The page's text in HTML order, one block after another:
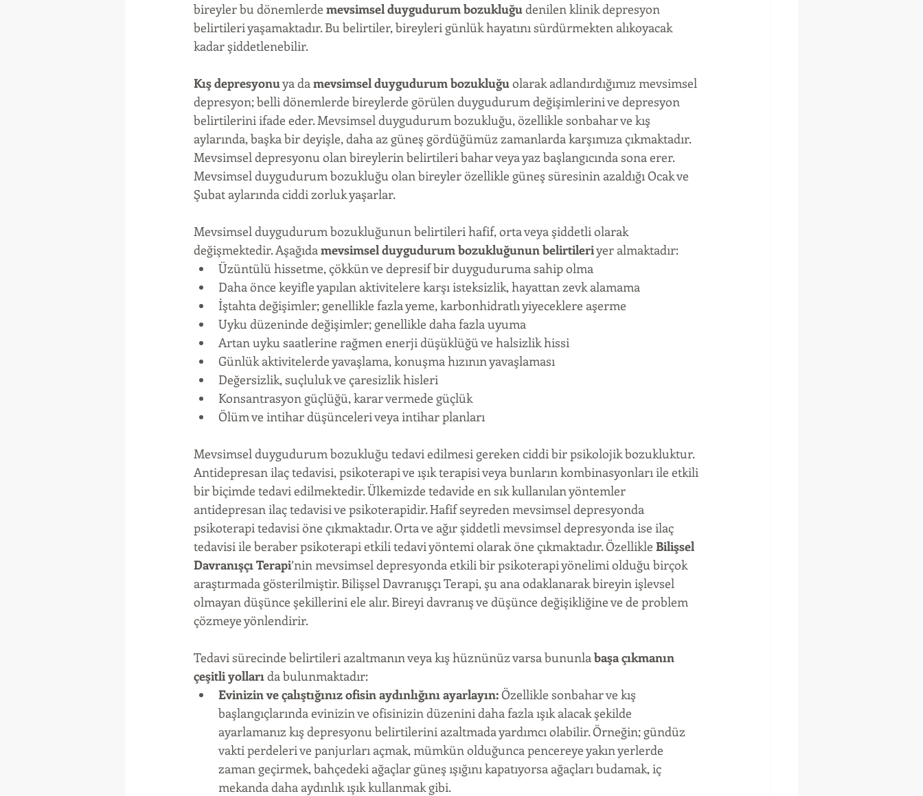
bireyler bu dönemlerde mevsimsel duygudurum bozukluğu denilen klinik depresyon
belirtileri yaşamaktadır. Bu belirtiler, bireyleri günlük hayatını sürdürmekten alıkoyacak
kadar şiddetlenebilir.
Kış depresyonu ya da mevsimsel duygudurum bozukluğu olarak adlandırdığımız mevsimsel
depresyon; belli dönemlerde bireylerde görülen duygudurum değişimlerini ve depresyon
belirtilerini ifade eder. Mevsimsel duygudurum bozukluğu, özellikle sonbahar ve kış
aylarında, başka bir deyişle, daha az güneş gördüğümüz zamanlarda karşımıza çıkmaktadır.
Mevsimsel depresyonu olan bireylerin belirtileri bahar veya yaz başlangıcında sona erer.
Mevsimsel duygudurum bozukluğu olan bireyler özellikle güneş süresinin azaldığı Ocak ve
Şubat aylarında ciddi zorluk yaşarlar.
Mevsimsel duygudurum bozukluğunun belirtileri hafif, orta veya şiddetli olarak
değişmektedir. Aşağıda mevsimsel duygudurum bozukluğunun belirtileri yer almaktadır:
Üzüntülü hissetme, çökkün ve depresif bir duyguduruma sahip olma
Daha önce keyifle yapılan aktivitelere karşı isteksizlik, hayattan zevk alamama
İştahta değişimler; genellikle fazla yeme, karbonhidratlı yiyeceklere aşerme
Uyku düzeninde değişimler; genellikle daha fazla uyuma
Artan uyku saatlerine rağmen enerji düşüklüğü ve halsizlik hissi
Günlük aktivitelerde yavaşlama, konuşma hızının yavaşlaması
Değersizlik, suçluluk ve çaresizlik hisleri
Konsantrasyon güçlüğü, karar vermede güçlük
Ölüm ve intihar düşünceleri veya intihar planları
Mevsimsel duygudurum bozukluğu tedavi edilmesi gereken ciddi bir psikolojik bozukluktur.
Antidepresan ilaç tedavisi, psikoterapi ve ışık terapisi veya bunların kombinasyonları ile etkili
bir biçimde tedavi edilmektedir. Ülkemizde tedavide en sık kullanılan yöntemler
antidepresan ilaç tedavisi ve psikoterapidir. Hafif seyreden mevsimsel depresyonda
psikoterapi tedavisi öne çıkmaktadır. Orta ve ağır şiddetli mevsimsel depresyonda ise ilaç
tedavisi ile beraber psikoterapi etkili tedavi yöntemi olarak öne çıkmaktadır. Özellikle Bilişsel
Davranışçı Terapi’nin mevsimsel depresyonda etkili bir psikoterapi yönelimi olduğu birçok
araştırmada gösterilmiştir. Bilişsel Davranışçı Terapi, şu ana odaklanarak bireyin işlevsel
olmayan düşünce şekillerini ele alır. Bireyi davranış ve düşünce değişikliğine ve de problem
çözmeye yönlendirir.
Tedavi sürecinde belirtileri azaltmanın veya kış hüznünüz varsa bununla başa çıkmanın
çeşitli yolları da bulunmaktadır:
Evinizin ve çalıştığınız ofisin aydınlığını ayarlayın: Özellikle sonbahar ve kış
başlangıçlarında evinizin ve ofisinizin düzenini daha fazla ışık alacak şekilde
ayarlamanız kış depresyonu belirtilerini azaltmada yardımcı olabilir. Örneğin; gündüz
vakti perdeleri ve panjurları açmak, mümkün olduğunca pencereye yakın yerlerde
zaman geçirmek, bahçedeki ağaçlar güneş ışığını kapatıyorsa ağaçları budamak, iç
mekanda daha aydınlık ışık kullanmak gibi.